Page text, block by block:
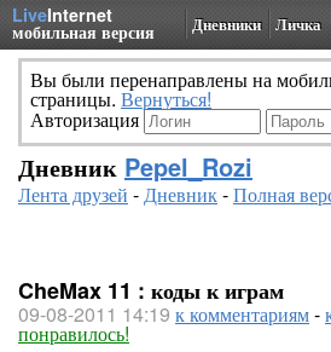
LiveInternet
мобильная версия Дневники Личка
Вы были перенаправлены на
страницы. Вернуться!
Авторизация
Дневник Pepel_Rozi
Лента друзей -Дневник-Полная
CheMax 11 : коды к играм
09-08-2011 14:19 к комментариям-
понравилось!